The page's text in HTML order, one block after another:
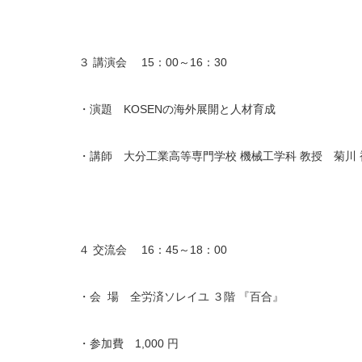
３ 講演会 15：00～16：30
・演題 KOSENの海外展開と人材育成
・講師 大分工業高等専門学校 機械工学科 教授 菊川
４ 交流会 16：45～18：00
・会 場 全労済ソレイユ ３階 『百合』
・参加費 1,000 円